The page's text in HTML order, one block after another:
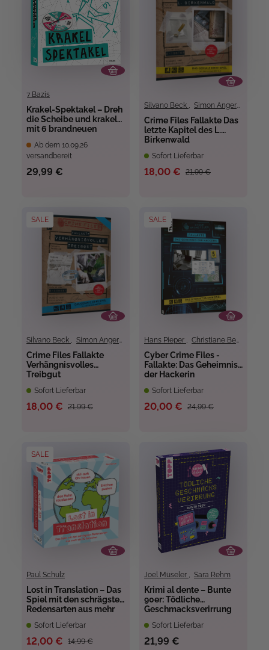
7 Bazis
Krakel-Spektakel – Dreh
die Scheibe und krakel
mit 6 brandneuen
Ab dem 10.09.26
versandbereit
29,99 €
Silvano Beck , Simon Angerer
Crime Files Fallakte Das
letzte Kapitel des L.
Birkenwald
Sofort Lieferbar
21,99 €
18,00 €
SALE
Silvano Beck , Simon Angerer
Crime Files Fallakte
Verhängnisvolles
Treibgut
Sofort Lieferbar
21,99 €
18,00 €
SALE
Hans Pieper , Christiane Behnke
Cyber Crime Files -
Fallakte: Das Geheimnis
der Hackerin
Sofort Lieferbar
24,99 €
20,00 €
SALE
Paul Schulz
Lost in Translation – Das
Spiel mit den schrägsten
Redensarten aus mehr
Sofort Lieferbar
14,99 €
12,00 €
Joel Müseler , Sara Rehm
Krimi al dente – Bunte
90er: Tödliche
Geschmacksverirrung
Sofort Lieferbar
21,99 €